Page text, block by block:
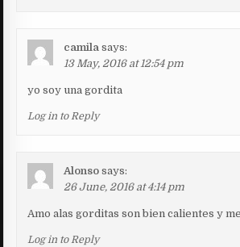
camila says:
13 May, 2016 at 12:54 pm
yo soy una gordita
Log in to Reply
Alonso says:
26 June, 2016 at 4:14 pm
Amo alas gorditas son bien calientes y
Log in to Reply